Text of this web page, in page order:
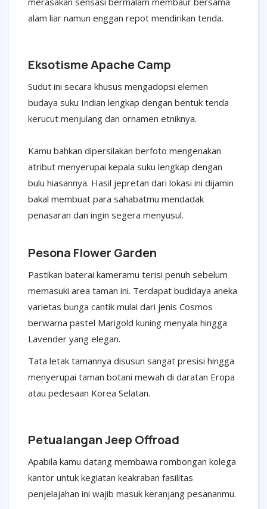
alam liar namun enggan repot mendirikan tenda.
Eksotisme Apache Camp
Sudut ini secara khusus mengadopsi elemen
budaya suku Indian lengkap dengan bentuk tenda
kerucut menjulang dan ornamen etniknya.
Kamu bahkan dipersilakan berfoto mengenakan
atribut menyerupai kepala suku lengkap dengan
bulu hiasannya. Hasil jepretan dari lokasi ini dijamin
bakal membuat para sahabatmu mendadak
penasaran dan ingin segera menyusul.
Pesona Flower Garden
Pastikan baterai kameramu terisi penuh sebelum
memasuki area taman ini. Terdapat budidaya aneka
varietas bunga cantik mulai dari jenis Cosmos
berwarna pastel Marigold kuning menyala hingga
Lavender yang elegan.
Tata letak tamannya disusun sangat presisi hingga
menyerupai taman botani mewah di daratan Eropa
atau pedesaan Korea Selatan.
Petualangan Jeep Offroad
Apabila kamu datang membawa rombongan kolega
kantor untuk kegiatan keakraban fasilitas
penjelajahan ini wajib masuk keranjang pesananmu.